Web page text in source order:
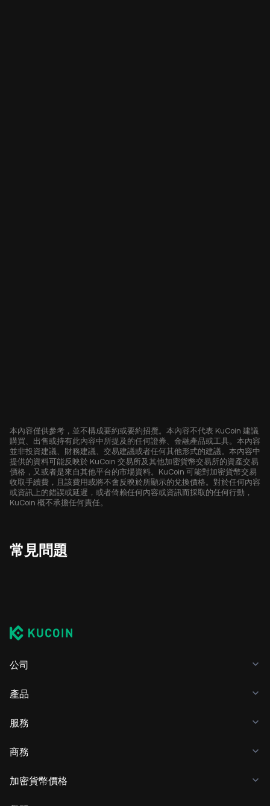
本內容僅供參考，並不構成要約或要約招攬。本內容不代表 KuCoin 建議
購買、出售或持有此內容中所提及的任何證券、金融產品或工具。本內容
並非投資建議、財務建議、交易建議或者任何其他形式的建議。本內容中
提供的資料可能反映於 KuCoin 交易所及其他加密貨幣交易所的資產交易
價格，又或者是來自其他平台的市場資料。KuCoin 可能對加密貨幣交易
收取手續費，且該費用或將不會反映於所顯示的兌換價格。對於任何內容
或資訊上的錯誤或延遲，或者倚賴任何內容或資訊而採取的任何行動，
KuCoin 概不承擔任何責任。
常見問題
公司
產品
服務
商務
加密貨幣價格